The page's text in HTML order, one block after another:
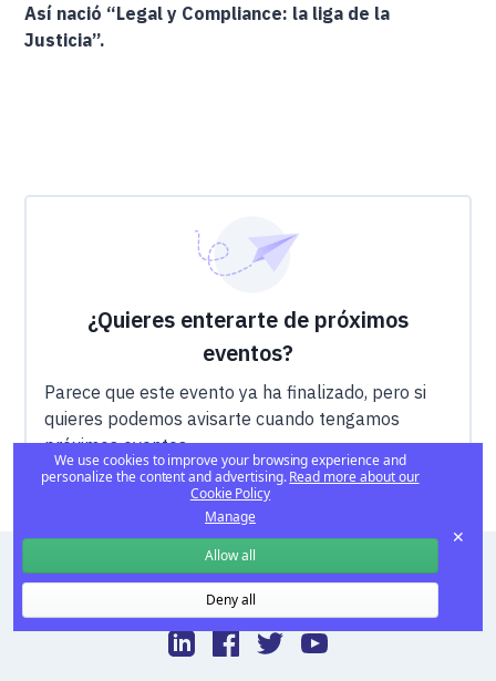
Así nació “Legal y Compliance: la liga de la
Justicia”.
¿Quieres enterarte de próximos
eventos?
Parece que este evento ya ha finalizado, pero si
quieres podemos avisarte cuando tengamos
próximos eventos.
© 2023 PARALLEL SOLUTIONS, S.L.
We use cookies to improve your browsing experience and
personalize the content and advertising. Read more about our
Cookie Policy
Manage
Allow all
Deny all
✕